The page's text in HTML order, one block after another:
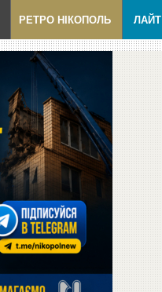
РЕТРО НІКОПОЛЬ ЛАЙТ